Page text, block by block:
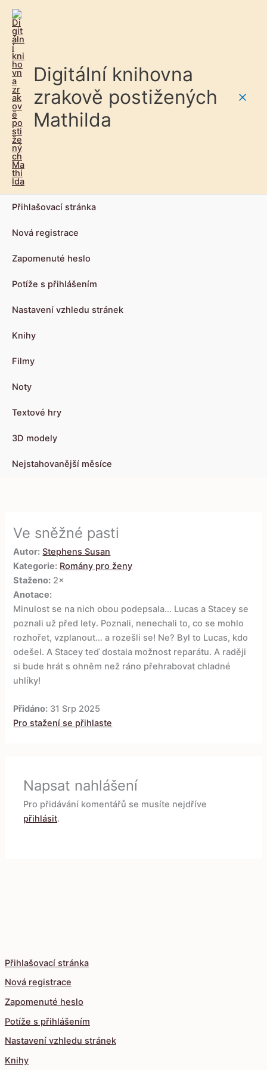
Digitální knihovna
zrakově postižených
Mathilda
Přihlašovací stránka
Nová registrace
Zapomenuté heslo
Potíže s přihlášením
Nastavení vzhledu stránek
Knihy
Filmy
Noty
Textové hry
3D modely
Nejstahovanější měsíce
Přihlašovací stránka
Nová registrace
Zapomenuté heslo
Potíže s přihlášením
Nastavení vzhledu stránek
Knihy
Ve sněžné pasti
Autor: Stephens Susan
Kategorie: Romány pro ženy
Staženo: 2×
Anotace:
Minulost se na nich obou podepsala… Lucas a Stacey se
poznali už před lety. Poznali, nenechali to, co se mohlo
rozhořet, vzplanout… a rozešli se! Ne? Byl to Lucas, kdo
odešel. A Stacey teď dostala možnost reparátu. A raději
si bude hrát s ohněm než ráno přehrabovat chladné
uhlíky!
Přidáno: 31 Srp 2025
Pro stažení se přihlaste
Napsat nahlášení
Pro přidávání komentářů se musíte nejdříve
přihlásit.